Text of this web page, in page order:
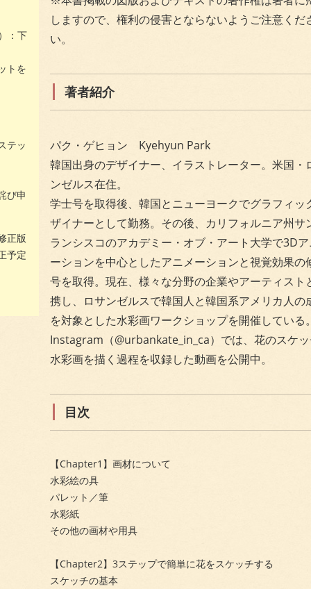
：下
トを
テッ
び申
正版
予定
しますので、権利の侵害とならないようご注意くだ
い。
著者紹介
パク・ゲヒョン Kyehyun Park
韓国出身のデザイナー、イラストレーター。米国・
ンゼルス在住。
学士号を取得後、韓国とニューヨークでグラフィッ
ザイナーとして勤務。その後、カリフォルニア州サ
ランシスコのアカデミー・オブ・アート大学で3D
ーションを中心としたアニメーションと視覚効果の
号を取得。現在、様々な分野の企業やアーティスト
携し、ロサンゼルスで韓国人と韓国系アメリカ人の
を対象とした水彩画ワークショップを開催している
Instagram（@urbankate_in_ca）では、花のスケ
水彩画を描く過程を収録した動画を公開中。
目次
【Chapter1】画材について
水彩絵の具
パレット／筆
水彩紙
その他の画材や用具
【Chapter2】3ステップで簡単に花をスケッチする
スケッチの基本